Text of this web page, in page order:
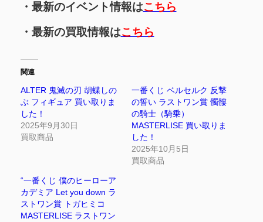
・最新のイベント情報はこちら
・最新の買取情報はこちら
関連
ALTER 鬼滅の刃 胡蝶しの
ぶ フィギュア 買い取りま
した！
2025年9月30日
買取商品
一番くじ ベルセルク 反撃
の誓い ラストワン賞 髑髏
の騎士（騎乗）
MASTERLISE 買い取りま
した！
2025年10月5日
買取商品
“一番くじ 僕のヒーローア
カデミア Let you down ラ
ストワン賞 トガヒミコ
MASTERLISE ラストワン